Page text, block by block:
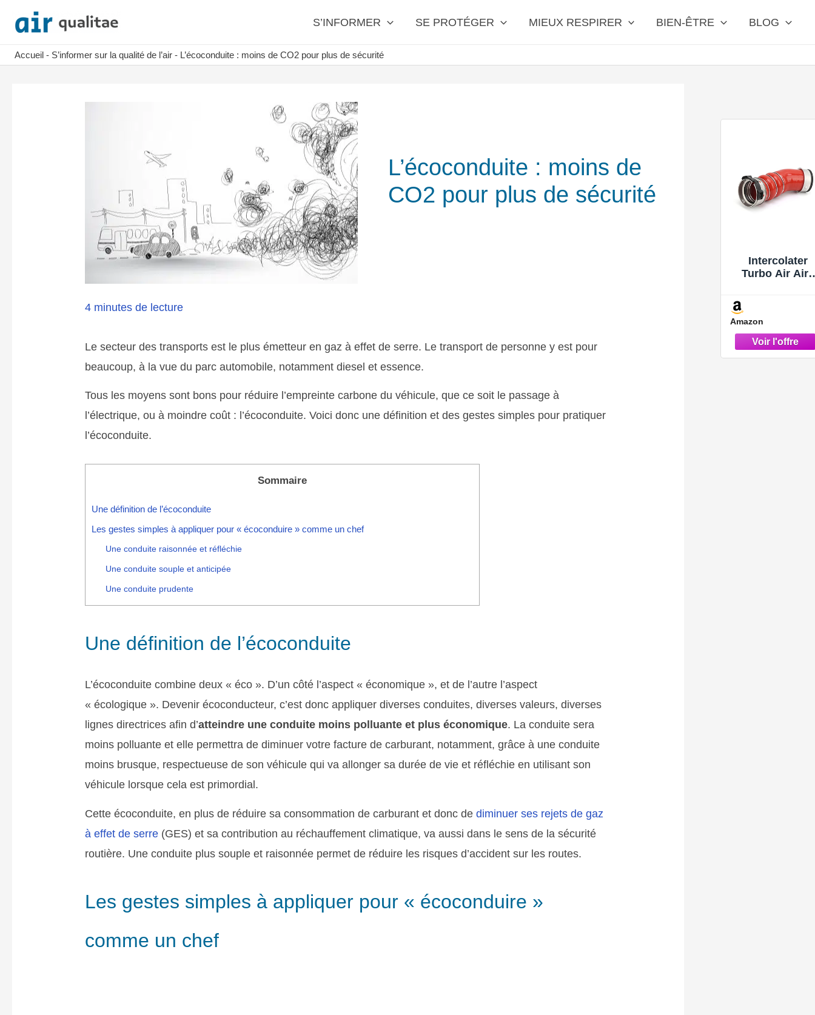
contenu
S’INFORMER SE PROTÉGER MIEUX RESPIRER BIEN-ÊTRE BLOG
Accueil - S’informer sur la qualité de l’air - L’écoconduite : moins de CO2 pour plus de sécurité
L’écoconduite : moins de
CO2 pour plus de sécurité
4 minutes de lecture
Le secteur des transports est le plus émetteur en gaz à effet de serre. Le transport de personne y est pour
beaucoup, à la vue du parc automobile, notamment diesel et essence.
Tous les moyens sont bons pour réduire l’empreinte carbone du véhicule, que ce soit le passage à
l’électrique, ou à moindre coût : l’écoconduite. Voici donc une définition et des gestes simples pour pratiquer
l’écoconduite.
Sommaire
Une définition de l’écoconduite
Les gestes simples à appliquer pour « écoconduire » comme un chef
Une conduite raisonnée et réfléchie
Une conduite souple et anticipée
Une conduite prudente
Une définition de l’écoconduite
L’écoconduite combine deux « éco ». D’un côté l’aspect « économique », et de l’autre l’aspect
« écologique ». Devenir écoconducteur, c’est donc appliquer diverses conduites, diverses valeurs, diverses
lignes directrices afin d’atteindre une conduite moins polluante et plus économique. La conduite sera
moins polluante et elle permettra de diminuer votre facture de carburant, notamment, grâce à une conduite
moins brusque, respectueuse de son véhicule qui va allonger sa durée de vie et réfléchie en utilisant son
véhicule lorsque cela est primordial.
Cette écoconduite, en plus de réduire sa consommation de carburant et donc dediminuer ses rejets de gaz
à effet de serre (GES) et sa contribution au réchauffement climatique, va aussi dans le sens de la sécurité
routière. Une conduite plus souple et raisonnée permet de réduire les risques d’accident sur les routes.
Les gestes simples à appliquer pour « écoconduire »
comme un chef
Intercolater
Turbo Air Aird
de X5 3.0
2010
Amazon